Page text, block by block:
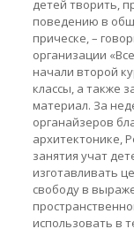
детей творить,
поведению в
прическе, –
организации
начали второй
классы, а также
материал. За
органайзеров
архитектонике,
занятия учат
изготавливать
свободу в
использовать в